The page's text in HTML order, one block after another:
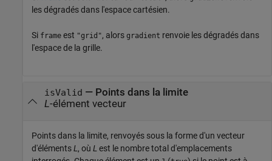
les dégradés dans l'espace cartésien.
Si frame est "grid", alors gradient renvoie les dégradés dans
l'espace de la grille.
isValid — Points dans la limite
L-élément vecteur
Points dans la limite, renvoyés sous la forme d'un vecteur
d'élémentsL, où Lest le nombre total d'emplacements